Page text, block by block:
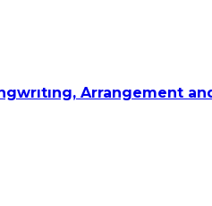
Arrangement